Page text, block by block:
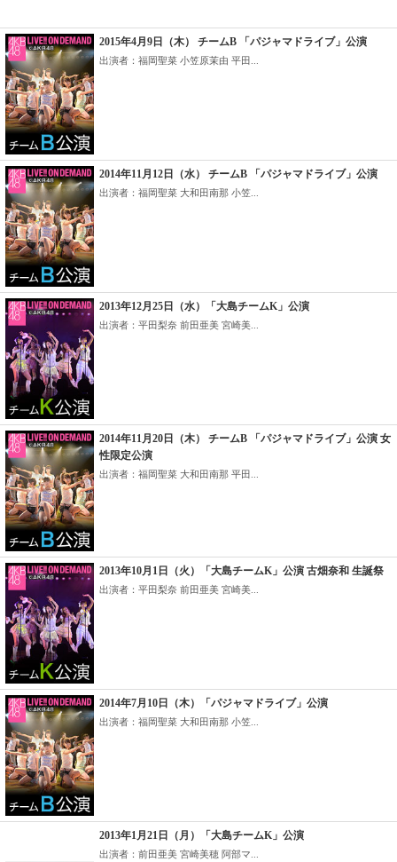
2015年4月9日（木） チームB 「パジャマドライブ」公演
出演者：福岡聖菜 小笠原茉由 平田...
2014年11月12日（水） チームB 「パジャマドライブ」公演
出演者：福岡聖菜 大和田南那 小笠...
2013年12月25日（水）「大島チームK」公演
出演者：平田梨奈 前田亜美 宮崎美...
2014年11月20日（木） チームB 「パジャマドライブ」公演 女
性限定公演
出演者：福岡聖菜 大和田南那 平田...
2013年10月1日（火）「大島チームK」公演 古畑奈和 生誕祭
出演者：平田梨奈 前田亜美 宮崎美...
2014年7月10日（木）「パジャマドライブ」公演
出演者：福岡聖菜 大和田南那 小笠...
2013年1月21日（月）「大島チームK」公演
出演者：前田亜美 宮崎美穂 阿部マ...